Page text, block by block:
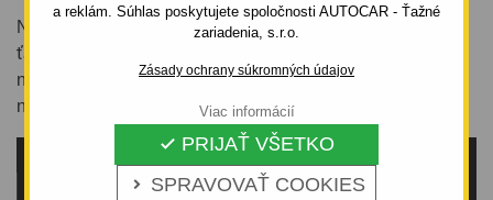
a reklám. Súhlas poskytujete spoločnosti AUTOCAR - Ťažné
zariadenia, s.r.o.
Zásady ochrany súkromných údajov
 SPRAVOVAŤ COOKIES
 PRIJAŤ VŠETKO
Viac informácií
Na našom blogu nájdete články o všetkom, čo sa týka
ťažných zariadení, prívesných vozíkov a prepravníkov,
nosičov bicyklov, strešných nosičov a strešných boxov a
nášho ďalšieho sortimentu.
Téma: Ťažné zariadenia
Téma: Prívesné vozíky